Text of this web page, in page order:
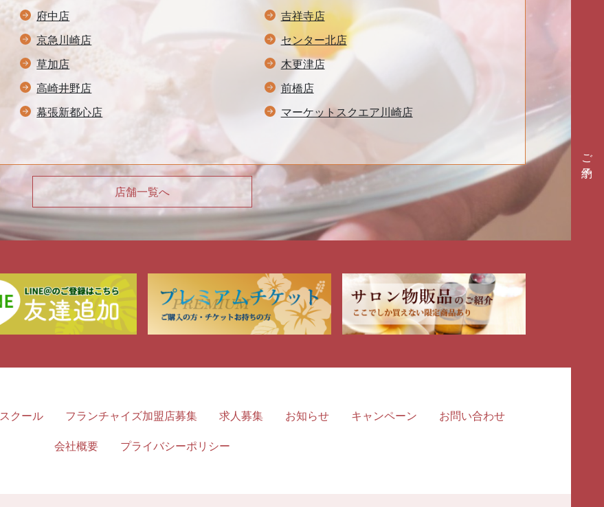
ご予約
府中店
吉祥寺店
京急川崎店
センター北店
草加店
木更津店
高崎井野店
前橋店
幕張新都心店
マーケットスクエア川崎店
店舗一覧へ
スクール フランチャイズ加盟店募集 求人募集 お知らせ キャンペーン
お問い合わせ
会社概要
プライバシーポリシー